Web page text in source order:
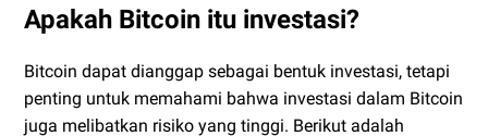
Apakah Bitcoin itu investasi?
Bitcoin dapat dianggap sebagai bentuk investasi, tetapi
penting untuk memahami bahwa investasi dalam Bitcoin
juga melibatkan risiko yang tinggi. Berikut adalah